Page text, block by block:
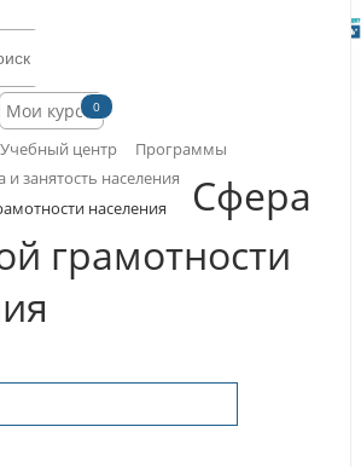
Мои курсы0
Учебный центр
Программы
занятость населения
населения
Сфера
грамотности